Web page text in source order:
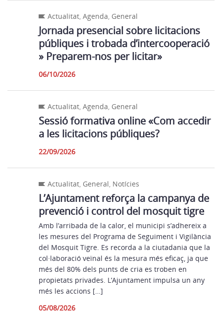
Actualitat,Agenda, General
Jornada presencial sobre licitacions
públiques i trobada d’intercooperació
» Preparem-nos per licitar»
06/10/2026
Actualitat,Agenda, General
Sessió formativa online «Com accedir
a les licitacions públiques?
22/09/2026
Actualitat, General, Notícies
L’Ajuntament reforça la campanya de
prevenció i control del mosquit tigre
Amb l’arribada de la calor, el municipi s’adhereix a
les mesures del Programa de Seguiment i Vigilància
del Mosquit Tigre. Es recorda a la ciutadania que la
col·laboració veïnal és la mesura més eficaç, ja que
més del 80% dels punts de cria es troben en
propietats privades. L’Ajuntament impulsa un any
més les accions […]
05/08/2026